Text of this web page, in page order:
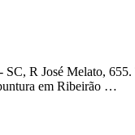
R José Melato,
em Ribeirão …